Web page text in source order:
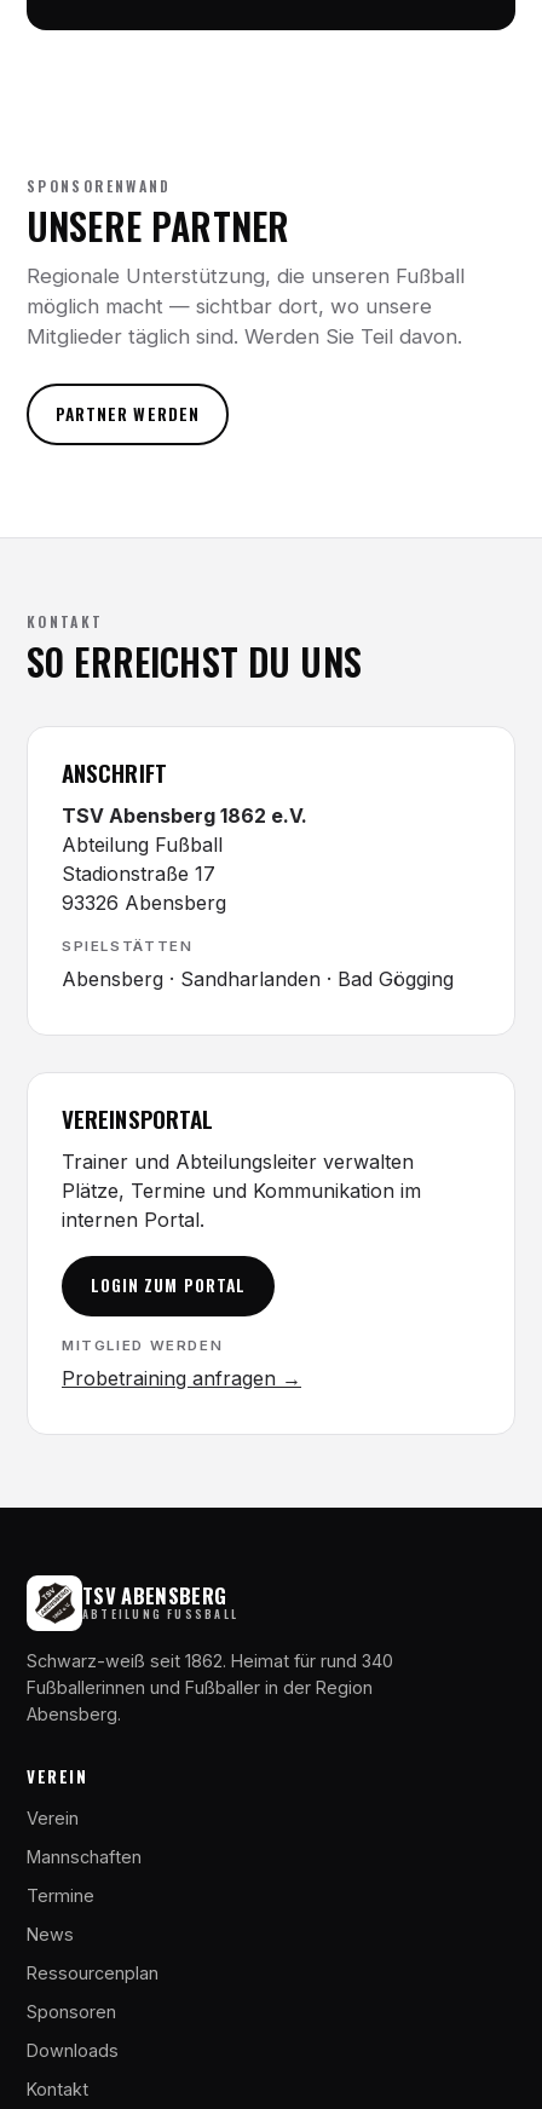
SPONSORENWAND
UNSERE PARTNER
Regionale Unterstützung, die unseren Fußball
möglich macht — sichtbar dort, wo unsere
Mitglieder täglich sind. Werden Sie Teil davon.
PARTNER WERDEN
KONTAKT
SO ERREICHST DU UNS
ANSCHRIFT
TSV Abensberg 1862 e.V.
Abteilung Fußball
Stadionstraße 17
93326 Abensberg
SPIELSTÄTTEN
Abensberg · Sandharlanden · Bad Gögging
VEREINSPORTAL
Trainer und Abteilungsleiter verwalten
Plätze, Termine und Kommunikation im
internen Portal.
LOGIN ZUM PORTAL
MITGLIED WERDEN
Probetraining anfragen →
TSV ABENSBERG
ABTEILUNG FUSSBALL
Schwarz-weiß seit 1862. Heimat für rund 340
Fußballerinnen und Fußballer in der Region
Abensberg.
VEREIN
Verein
Mannschaften
Termine
News
Ressourcenplan
Sponsoren
Downloads
Kontakt